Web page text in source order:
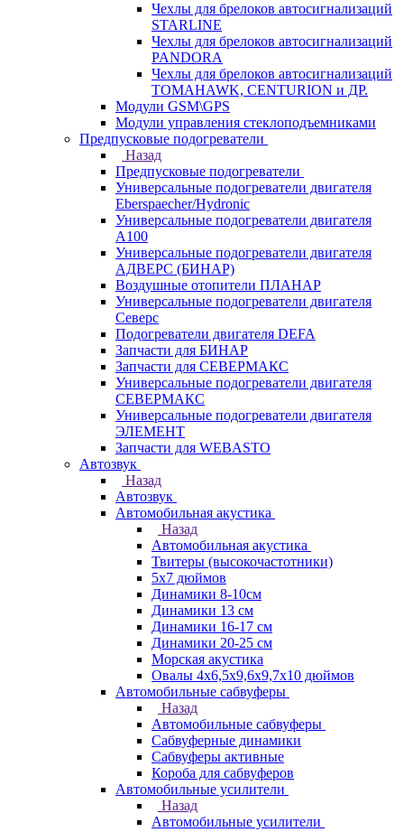
Чехлы для брелоков автосигнализаций
STARLINE
Чехлы для брелоков автосигнализаций
PANDORA
Чехлы для брелоков автосигнализаций
TOMAHAWK, CENTURION и ДР.
Модули GSM\GPS
Модули управления стеклоподъемниками
Предпусковые подогреватели
Назад
Предпусковые подогреватели
Универсальные подогреватели двигателя
Eberspaecher/Hydronic
Универсальные подогреватели двигателя
A100
Универсальные подогреватели двигателя
АДВЕРС (БИНАР)
Воздушные отопители ПЛАНАР
Универсальные подогреватели двигателя
Северс
Подогреватели двигателя DEFA
Запчасти для БИНАР
Запчасти для СЕВЕРМАКС
Универсальные подогреватели двигателя
СЕВЕРМАКС
Универсальные подогреватели двигателя
ЭЛЕМЕНТ
Запчасти для WEBASTO
Автозвук
Назад
Автозвук
Автомобильная акустика
Назад
Автомобильная акустика
Твитеры (высокочастотники)
5x7 дюймов
Динамики 8-10см
Динамики 13 см
Динамики 16-17 см
Динамики 20-25 см
Морская акустика
Овалы 4х6,5х9,6x9,7х10 дюймов
Автомобильные сабвуферы
Назад
Автомобильные сабвуферы
Сабвуферные динамики
Сабвуферы активные
Короба для сабвуферов
Автомобильные усилители
Назад
Автомобильные усилители